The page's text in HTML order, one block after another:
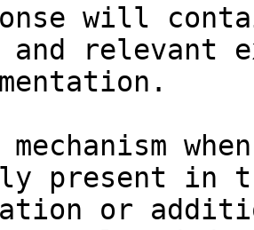
will
and relevant
present in
or